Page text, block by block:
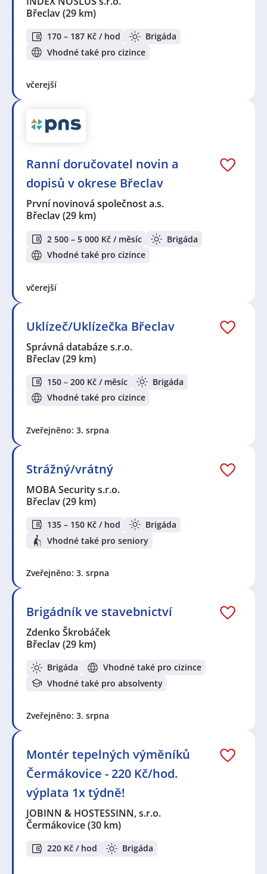
Břeclav(29 km)
170 – 187 Kč / hod
Brigáda
Vhodné také pro cizince
včerejší
Ranní doručovatel novin a
dopisů v okrese Břeclav
První novinová společnost a.s.
Břeclav(29 km)
2 500 – 5 000 Kč / měsíc
Brigáda
Vhodné také pro cizince
včerejší
Uklízeč/Uklízečka Břeclav
Správná databáze s.r.o.
Břeclav(29 km)
150 – 200 Kč / měsíc
Brigáda
Vhodné také pro cizince
Zveřejněno: 3. srpna
Strážný/vrátný
MOBA Security s.r.o.
Břeclav(29 km)
135 – 150 Kč / hod
Brigáda
Vhodné také pro seniory
Zveřejněno: 3. srpna
Brigádník ve stavebnictví
Zdenko Škrobáček
Břeclav(29 km)
Brigáda
Vhodné také pro cizince
Vhodné také pro absolventy
Zveřejněno: 3. srpna
Montér tepelných výměníků
Čermákovice - 220 Kč/hod.
výplata 1x týdně!
JOBINN & HOSTESSINN, s.r.o.
Čermákovice(30 km)
220 Kč / hod Brigáda